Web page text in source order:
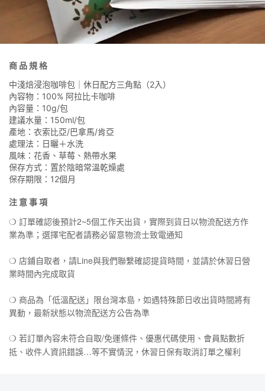
商 品 規 格
中淺焙浸泡咖啡包｜休日配方三角點（2入）
內容物：100% 阿拉比卡咖啡
內容量：10g/包
建議水量：150ml/包
產地：衣索比亞/巴拿馬/肯亞
處理法：日曬＋水洗
風味：花香、草莓、熱帶水果
保存方式：置於陰暗常溫乾燥處
保存期限：12個月
注 意 事 項
❍ 訂單確認後預計2~5個工作天出貨，實際到貨日以物流配送方作
業為準；選擇宅配者請務必留意物流士致電通知
❍ 店鋪自取者，請Line與我們聯繫確認提貨時間，並請於休習日營
業時間內完成取貨
❍ 商品為「低溫配送」限台灣本島，如遇特殊節日收出貨時間將有
異動，最新狀態以物流配送方公告為準
❍ 若訂單內容未符合自取/免運條件、優惠代碼使用、會員點數折
抵、收件人資訊錯誤…等不實情況，休習日保有取消訂單之權利